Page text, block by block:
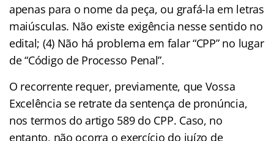
apenas para o nome da peça, ou grafá-la em letras
maiúsculas. Não existe exigência nesse sentido no
edital; (4) Não há problema em falar “CPP” no lugar
de “Código de Processo Penal”.
O recorrente requer, previamente, que Vossa
Excelência se retrate da sentença de pronúncia,
nos termos do artigo 589 do CPP. Caso, no
entanto, não ocorra o exercício do juízo de